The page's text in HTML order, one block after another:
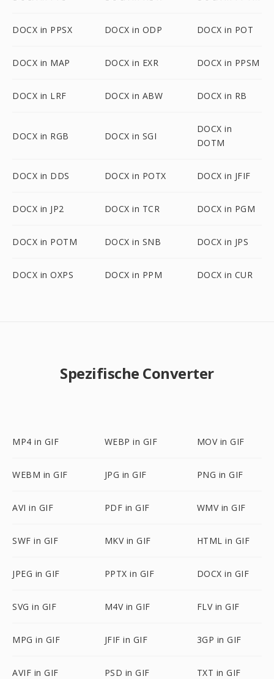
DOCX in PPSX DOCX in ODP DOCX in POT
DOCX in MAP DOCX in EXR DOCX in PPSM
DOCX in LRF DOCX in ABW DOCX in RB
DOCX in RGB DOCX in SGI
DOCX in
DOTM
DOCX in DDS DOCX in POTX DOCX in JFIF
DOCX in JP2 DOCX in TCR DOCX in PGM
DOCX in POTM DOCX in SNB DOCX in JPS
DOCX in OXPS DOCX in PPM DOCX in CUR
Spezifische Converter
MP4 in GIF WEBP in GIF MOV in GIF
WEBM in GIF JPG in GIF PNG in GIF
AVI in GIF PDF in GIF WMV in GIF
SWF in GIF MKV in GIF HTML in GIF
JPEG in GIF PPTX in GIF DOCX in GIF
SVG in GIF M4V in GIF FLV in GIF
MPG in GIF JFIF in GIF 3GP in GIF
AVIF in GIF PSD in GIF TXT in GIF